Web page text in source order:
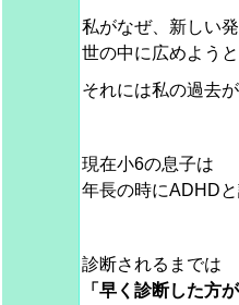
私がなぜ、新しい
世の中に広めよう
それには私の過去
現在小6の息子は
年長の時にADHDと
診断されるまでは
「早く診断した方